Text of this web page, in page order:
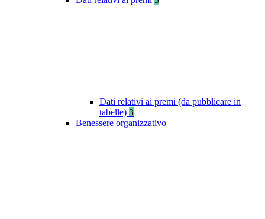
Dati relativi ai premi (da pubblicare in
tabelle) 3
Benessere organizzativo